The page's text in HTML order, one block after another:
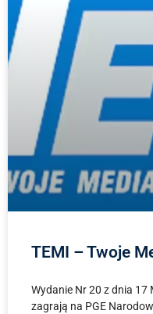
TEMI – Twoje
Wydanie Nr 20 z dnia 17
zagrają na PGE